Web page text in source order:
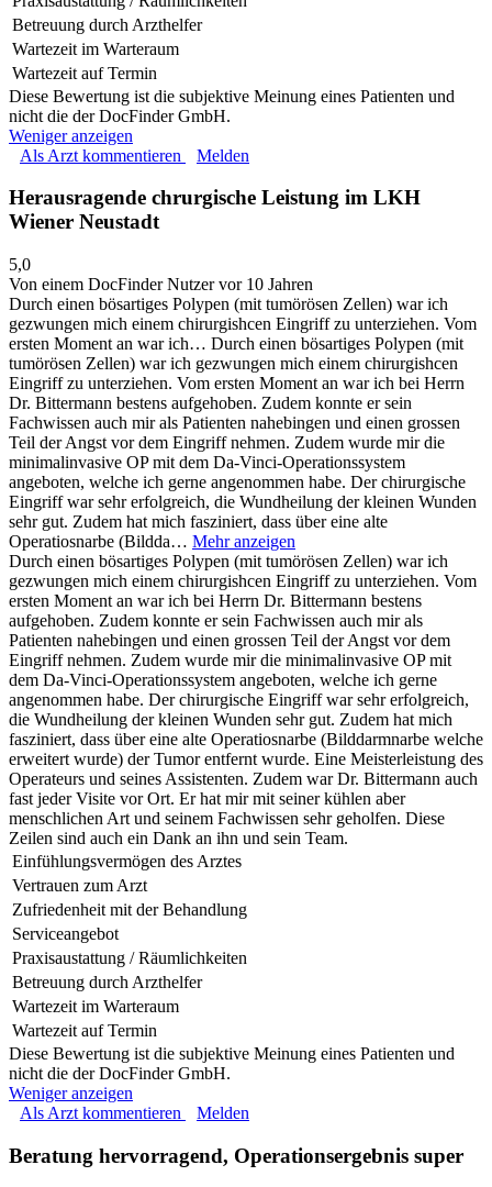
Betreuung durch Arzthelfer
Wartezeit im Warteraum
Wartezeit auf Termin
Diese Bewertung ist die subjektive Meinung eines Patienten und
nicht die der DocFinder GmbH.
Weniger anzeigen
Als Arzt kommentieren
Melden
Herausragende chrurgische Leistung im LKH
Wiener Neustadt
5,0
Von einem DocFinder Nutzervor 10 Jahren
Durch einen bösartiges Polypen (mit tumörösen Zellen) war ich
gezwungen mich einem chirurgishcen Eingriff zu unterziehen. Vom
ersten Moment an war ich… Durch einen bösartiges Polypen (mit
tumörösen Zellen) war ich gezwungen mich einem chirurgishcen
Eingriff zu unterziehen. Vom ersten Moment an war ich bei Herrn
Dr. Bittermann bestens aufgehoben. Zudem konnte er sein
Fachwissen auch mir als Patienten nahebingen und einen grossen
Teil der Angst vor dem Eingriff nehmen. Zudem wurde mir die
minimalinvasive OP mit dem Da-Vinci-Operationssystem
angeboten, welche ich gerne angenommen habe. Der chirurgische
Eingriff war sehr erfolgreich, die Wundheilung der kleinen Wunden
sehr gut. Zudem hat mich fasziniert, dass über eine alte
Operatiosnarbe (Bildda… Mehr anzeigen
Durch einen bösartiges Polypen (mit tumörösen Zellen) war ich
gezwungen mich einem chirurgishcen Eingriff zu unterziehen. Vom
ersten Moment an war ich bei Herrn Dr. Bittermann bestens
aufgehoben. Zudem konnte er sein Fachwissen auch mir als
Patienten nahebingen und einen grossen Teil der Angst vor dem
Eingriff nehmen. Zudem wurde mir die minimalinvasive OP mit
dem Da-Vinci-Operationssystem angeboten, welche ich gerne
angenommen habe. Der chirurgische Eingriff war sehr erfolgreich,
die Wundheilung der kleinen Wunden sehr gut. Zudem hat mich
fasziniert, dass über eine alte Operatiosnarbe (Bilddarmnarbe welche
erweitert wurde) der Tumor entfernt wurde. Eine Meisterleistung des
Operateurs und seines Assistenten. Zudem war Dr. Bittermann auch
fast jeder Visite vor Ort. Er hat mir mit seiner kühlen aber
menschlichen Art und seinem Fachwissen sehr geholfen. Diese
Zeilen sind auch ein Dank an ihn und sein Team.
Einfühlungsvermögen des Arztes
Vertrauen zum Arzt
Zufriedenheit mit der Behandlung
Serviceangebot
Praxisaustattung / Räumlichkeiten
Betreuung durch Arzthelfer
Wartezeit im Warteraum
Wartezeit auf Termin
Diese Bewertung ist die subjektive Meinung eines Patienten und
nicht die der DocFinder GmbH.
Weniger anzeigen
Als Arzt kommentieren
Melden
Beratung hervorragend, Operationsergebnis super